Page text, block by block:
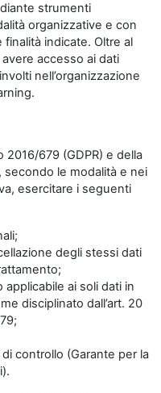
strumenti
organizzative e con
indicate. Oltre al
accesso ai dati
nell’organizzazione
679 (GDPR) e della
le modalità e nei
esercitare i seguenti
degli stessi dati
ai soli dati in
disciplinato dall’art. 20
controllo (Garante per la